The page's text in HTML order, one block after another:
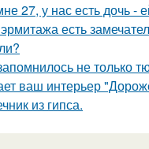
27, у нас есть дочь -
есть
не только
ваш интерьер
из гипса.